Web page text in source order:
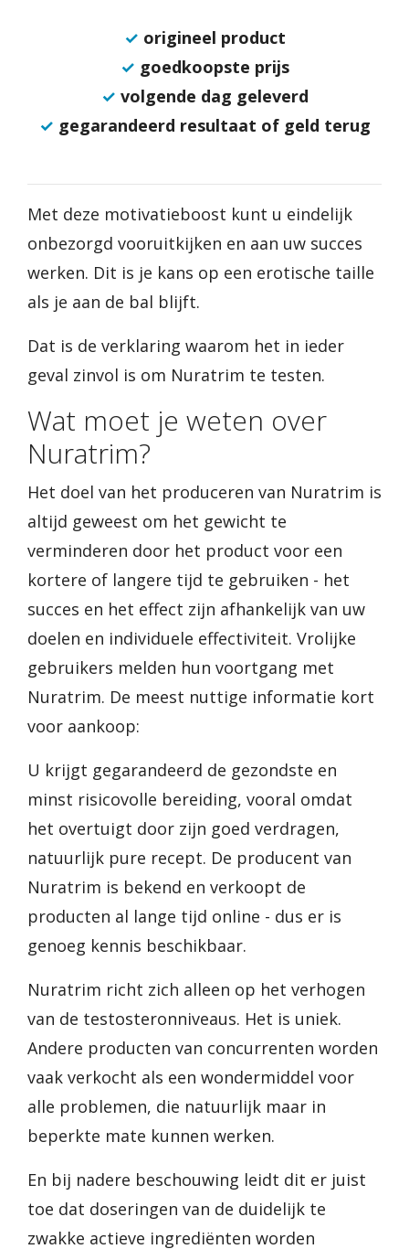
✓ origineel product
✓ goedkoopste prijs
✓ volgende dag geleverd
✓ gegarandeerd resultaat of geld terug
Met deze motivatieboost kunt u eindelijk
onbezorgd vooruitkijken en aan uw succes
werken. Dit is je kans op een erotische taille
als je aan de bal blijft.
Dat is de verklaring waarom het in ieder
geval zinvol is om Nuratrim te testen.
Wat moet je weten over
Nuratrim?
Het doel van het produceren van Nuratrim is
altijd geweest om het gewicht te
verminderen door het product voor een
kortere of langere tijd te gebruiken - het
succes en het effect zijn afhankelijk van uw
doelen en individuele effectiviteit. Vrolijke
gebruikers melden hun voortgang met
Nuratrim. De meest nuttige informatie kort
voor aankoop:
U krijgt gegarandeerd de gezondste en
minst risicovolle bereiding, vooral omdat
het overtuigt door zijn goed verdragen,
natuurlijk pure recept. De producent van
Nuratrim is bekend en verkoopt de
producten al lange tijd online - dus er is
genoeg kennis beschikbaar.
Nuratrim richt zich alleen op het verhogen
van de testosteronniveaus. Het is uniek.
Andere producten van concurrenten worden
vaak verkocht als een wondermiddel voor
alle problemen, die natuurlijk maar in
beperkte mate kunnen werken.
En bij nadere beschouwing leidt dit er juist
toe dat doseringen van de duidelijk te
zwakke actieve ingrediënten worden